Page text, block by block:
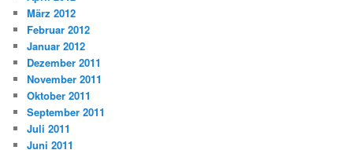
März 2012
Februar 2012
Januar 2012
Dezember 2011
November 2011
Oktober 2011
September 2011
Juli 2011
Juni 2011